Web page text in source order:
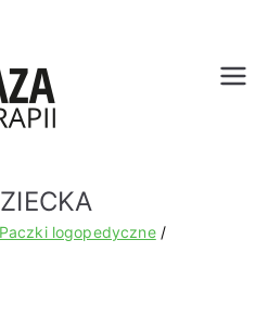
Bazat
pl
Paczki logopedyczne